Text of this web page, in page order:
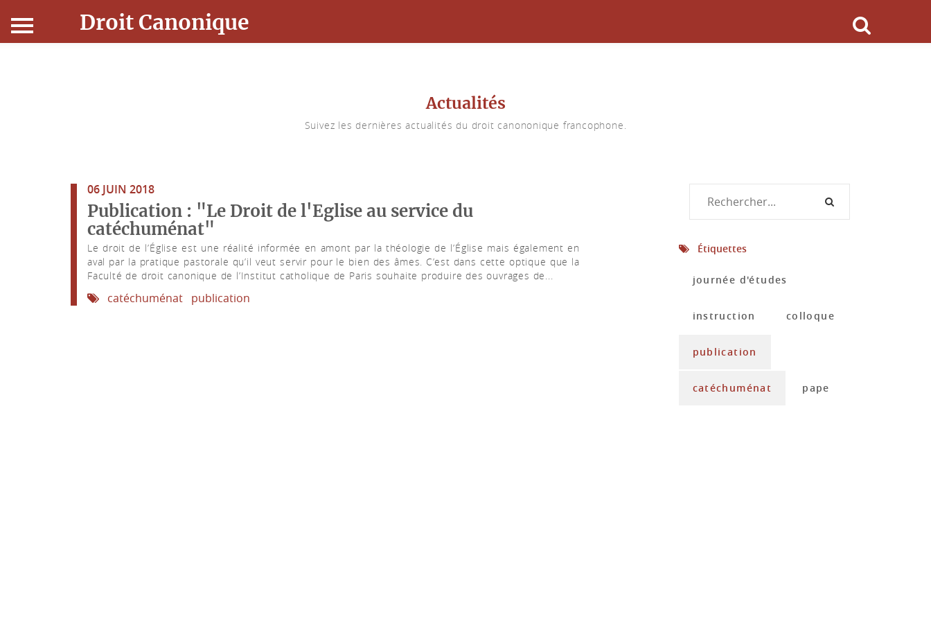
Droit Canonique
Actualités
Suivez les dernières actualités du droit canononique francophone.
06 JUIN 2018
Publication : "Le Droit de l'Eglise au service du
catéchuménat"
Le droit de l’Église est une réalité informée en amont par la théologie de l’Église mais également en
aval par la pratique pastorale qu’il veut servir pour le bien des âmes. C’est dans cette optique que la
Faculté de droit canonique de l’Institut catholique de Paris souhaite produire des ouvrages de...
catéchuménat publication
Étiquettes
journée d'études
instruction colloque
publication
catéchuménat pape